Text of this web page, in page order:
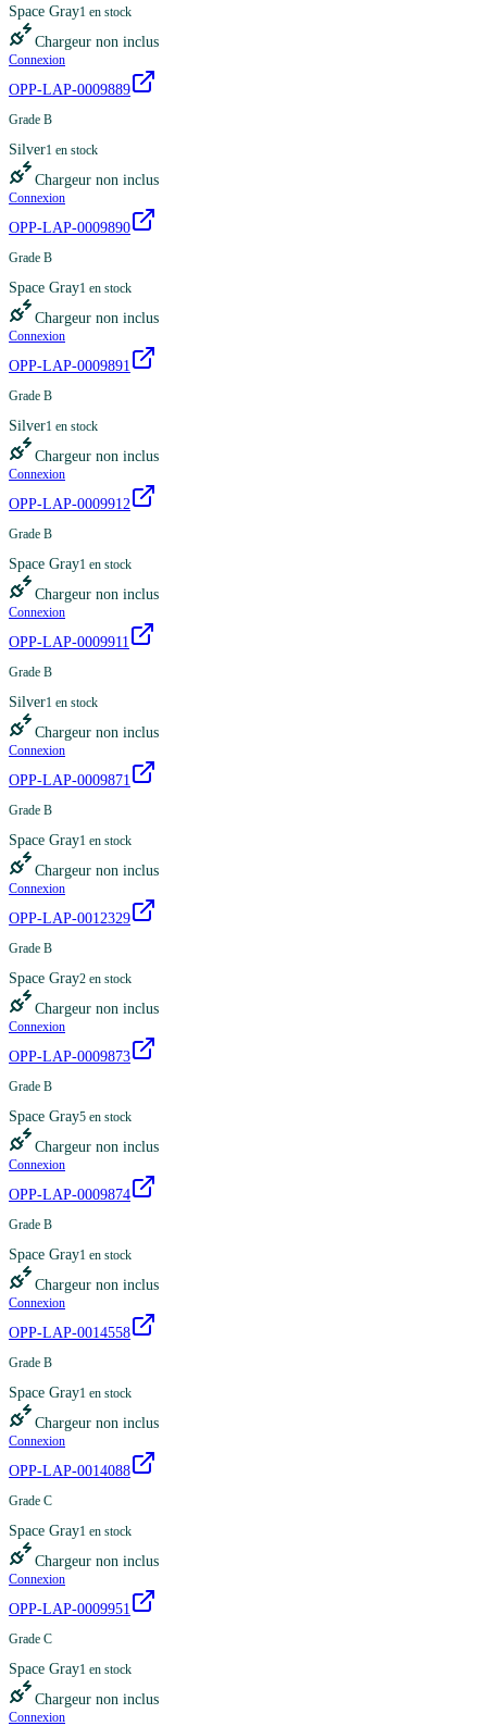
Space Gray1 en stock
Chargeur non inclus
Connexion
OPP-LAP-0009889
Grade B
Silver1 en stock
Chargeur non inclus
Connexion
OPP-LAP-0009890
Grade B
Space Gray1 en stock
Chargeur non inclus
Connexion
OPP-LAP-0009891
Grade B
Silver1 en stock
Chargeur non inclus
Connexion
OPP-LAP-0009912
Grade B
Space Gray1 en stock
Chargeur non inclus
Connexion
OPP-LAP-0009911
Grade B
Silver1 en stock
Chargeur non inclus
Connexion
OPP-LAP-0009871
Grade B
Space Gray1 en stock
Chargeur non inclus
Connexion
OPP-LAP-0012329
Grade B
Space Gray2 en stock
Chargeur non inclus
Connexion
OPP-LAP-0009873
Grade B
Space Gray5 en stock
Chargeur non inclus
Connexion
OPP-LAP-0009874
Grade B
Space Gray1 en stock
Chargeur non inclus
Connexion
OPP-LAP-0014558
Grade B
Space Gray1 en stock
Chargeur non inclus
Connexion
OPP-LAP-0014088
Grade C
Space Gray1 en stock
Chargeur non inclus
Connexion
OPP-LAP-0009951
Grade C
Space Gray1 en stock
Chargeur non inclus
Connexion